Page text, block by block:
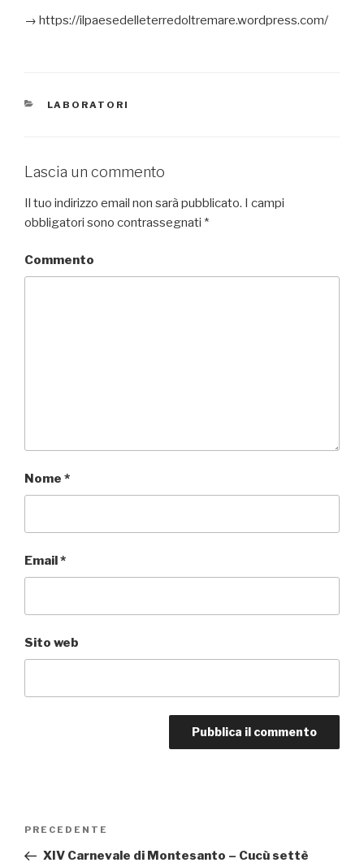
→ https://ilpaesedelleterredoltremare.wordpress.com/
CATEGORIE
LABORATORI
Lascia un commento
Il tuo indirizzo email non sarà pubblicato. I campi
obbligatori sono contrassegnati *
Commento
Nome *
Email*
Sito web
Navigazione
Articolo
precedente:
PRECEDENTE
XIV Carnevale di Montesanto – Cucù settè